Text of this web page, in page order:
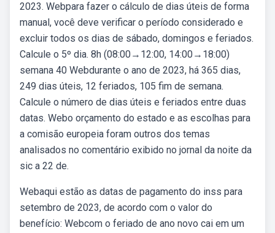
2023. Webpara fazer o cálculo de dias úteis de forma
manual, você deve verificar o período considerado e
excluir todos os dias de sábado, domingos e feriados.
Calcule o 5º dia. 8h (08:00→12:00, 14:00→18:00)
semana 40 Webdurante o ano de 2023, há 365 dias,
249 dias úteis, 12 feriados, 105 fim de semana.
Calcule o número de dias úteis e feriados entre duas
datas. Webo orçamento do estado e as escolhas para
a comisão europeia foram outros dos temas
analisados no comentário exibido no jornal da noite da
sic a 22 de.
Webaqui estão as datas de pagamento do inss para
setembro de 2023, de acordo com o valor do
benefício: Webcom o feriado de ano novo cai em um